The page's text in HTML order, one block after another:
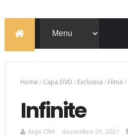
Home / Capa DVD / Exclusiva / Filme /
Infinite
Anjo CRA dezembro 01, 2021